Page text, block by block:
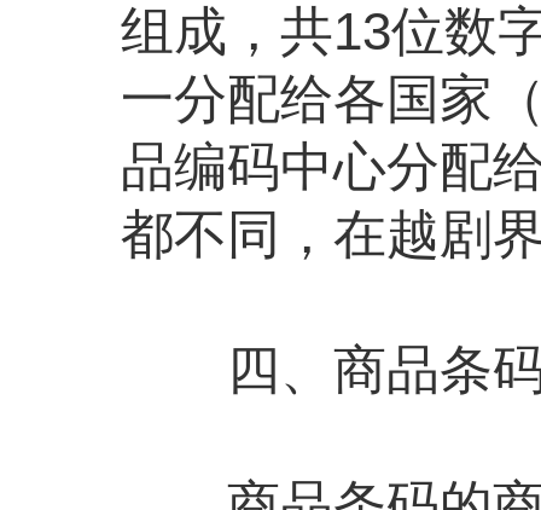
组成，共13位数
一分配给各国家
品编码中心分配
都不同，在越剧
四、商品条码